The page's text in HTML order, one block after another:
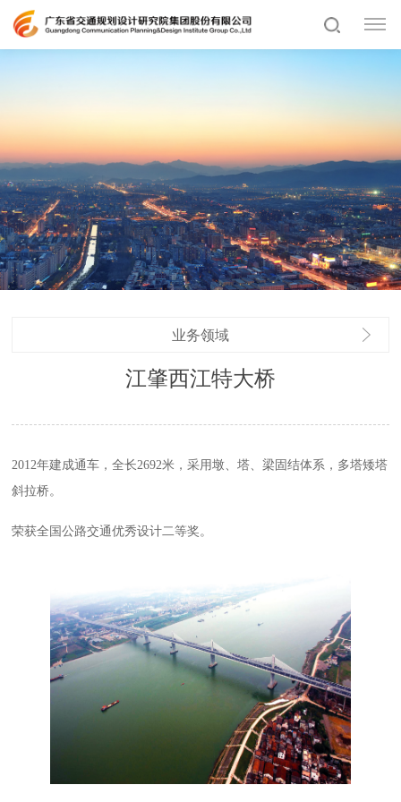
业务领域
江肇西江特大桥
2012年建成通车，全长2692米，采用墩、塔、梁固结体系，多塔矮塔
斜拉桥。
荣获全国公路交通优秀设计二等奖。